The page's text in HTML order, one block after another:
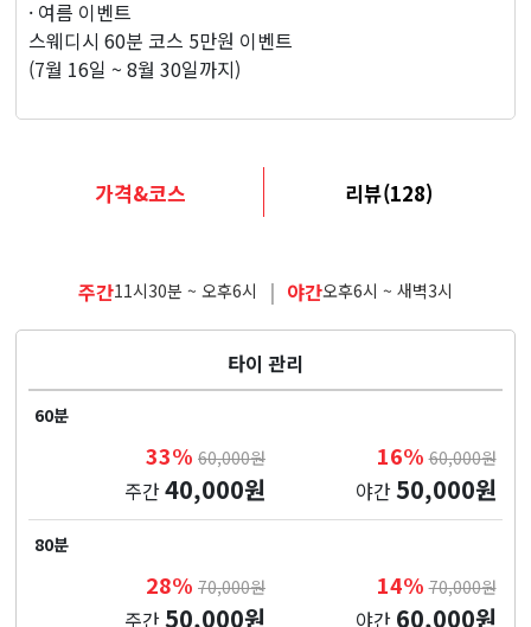
· 여름 이벤트
스웨디시 60분 코스 5만원 이벤트
(7월 16일 ~ 8월 30일까지)
가격&코스 리뷰(128)
주간11시30분 ~ 오후6시 | 야간오후6시 ~ 새벽3시
타이 관리
60분
33% 60,000원
주간40,000원
16% 60,000원
야간50,000원
80분
28% 70,000원
주간50,000원
14% 70,000원
야간 60,000원